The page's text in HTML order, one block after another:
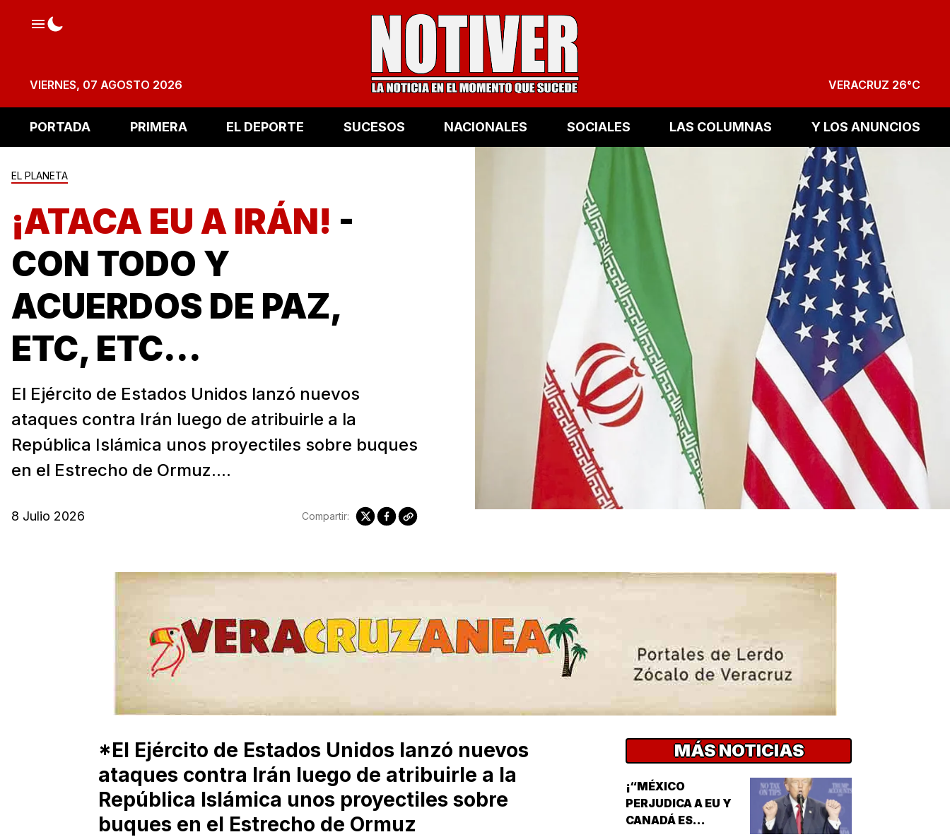
VIERNES, 07 AGOSTO 2026 VERACRUZ 26°C
PORTADA PRIMERA EL DEPORTE SUCESOS NACIONALES SOCIALES LAS COLUMNAS Y LOS ANUNCIOS
EL PLANETA
¡ATACA EU A IRÁN! -
CON TODO Y
ACUERDOS DE PAZ,
ETC, ETC...
El Ejército de Estados Unidos lanzó nuevos
ataques contra Irán luego de atribuirle a la
República Islámica unos proyectiles sobre buques
en el Estrecho de Ormuz....
8 Julio 2026 Compartir:
*El Ejército de Estados Unidos lanzó nuevos
ataques contra Irán luego de atribuirle a la
República Islámica unos proyectiles sobre
buques en el Estrecho de Ormuz
MÁS NOTICIAS
¡“MÉXICO
PERJUDICA A EU Y
CANADÁ ES